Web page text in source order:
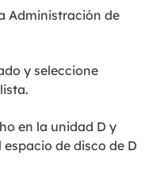
Administración de
y seleccione
en la unidad D y
de disco de D